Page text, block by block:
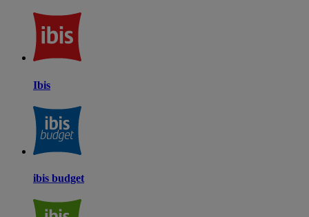
Ibis
ibis budget